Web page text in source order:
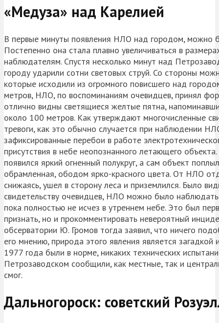
«Медуза» над Карелией
В первые минуты появления НЛО над городом, можно
Постепенно она стала плавно увеличиваться в
наблюдателям. Спустя несколько минут над
городу ударили сотни световых струй. Со стороны
которые исходили из огромного повисшего над
метров, НЛО, по воспоминаниям очевидцев, принял
отлично видны светящиеся желтые пятна,
около 100 метров. Как утверждают многочисленные
тревоги, как это обычно случается при наблюдении
зафиксированные перебои в работе
присутствия в небе неопознанного летающего
появился яркий огненный полукруг, а сам объект
обрамленная, ободом ярко-красного цвета. От НЛО
снижаясь, ушел в сторону леса и приземлился. Было
свидетельству очевидцев, НЛО можно было
пока полностью не исчез в утреннем небе. Это был
признать, но и прокомментировать невероятный
обсерватории Ю. Громов тогда заявил, что ничего
его мнению, природа этого явления является
1977 года были в норме, никаких технических
Петрозаводском сообщили, как местные, так и
смог.
Дальногороск: советский